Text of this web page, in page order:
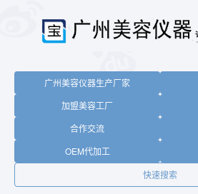
广州美容仪器生产厂家
加盟美容工厂
合作交流
OEM代加工
快速搜索